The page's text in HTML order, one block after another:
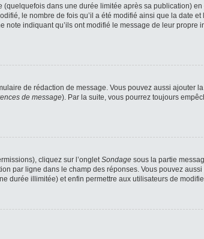
dans une durée limitée après sa publication)
le nombre de fois qu’il a été modifié ainsi que la date et
indiquant qu’ils ont modifié le message de leur propre
de rédaction de message. Vous pouvez aussi ajouter
de message). Par la suite, vous pourrez toujours
cliquez sur l’ongletSondage sous la partie
par ligne dans le champ des réponses. Vous pouvez
durée illimitée) et enfin permettre aux utilisateurs de